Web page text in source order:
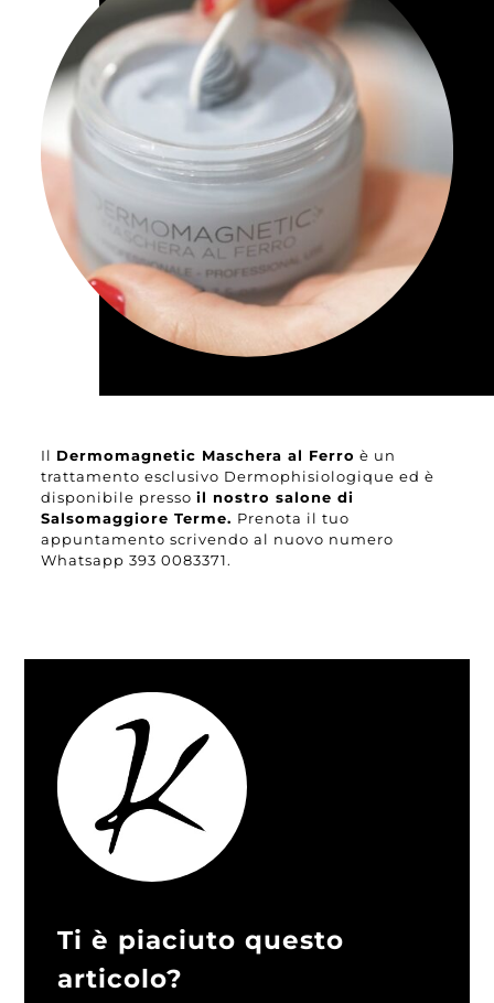
Il Dermomagnetic Maschera al Ferro è un
trattamento esclusivo Dermophisiologique ed è
disponibile presso il nostro salone di
Salsomaggiore Terme. Prenota il tuo
appuntamento scrivendo al nuovo numero
Whatsapp 393 0083371.
Ti è piaciuto questo
articolo?